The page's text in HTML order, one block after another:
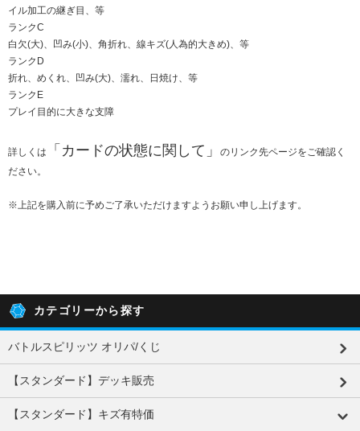
イル加工の継ぎ目、等
ランクC
白欠(大)、凹み(小)、角折れ、線キズ(人為的大きめ)、等
ランクD
折れ、めくれ、凹み(大)、濡れ、日焼け、等
ランクE
プレイ目的に大きな支障
詳しくは 「 カードの状態に関して 」
のリンク先ページをご確認く
ださい。
※上記を購入前に予めご了承いただけますようお願い申し上げます。
カテゴリーから探す
バトルスピリッツ オリパ/くじ
【スタンダード】デッキ販売
【スタンダード】キズ有特価